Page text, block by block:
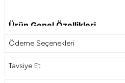
Ürün Genel Özellikleri
11cm
Ödeme Seçenekleri
Tavsiye Et